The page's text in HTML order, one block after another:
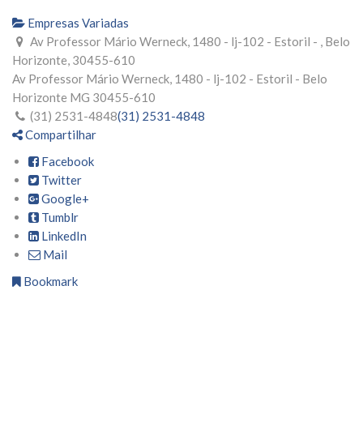
Empresas Variadas
Av Professor Mário Werneck, 1480 - lj-102 - Estoril - , Belo
Horizonte, 30455-610
Av Professor Mário Werneck, 1480 - lj-102 - Estoril - Belo
Horizonte MG 30455-610
(31) 2531-4848(31) 2531-4848
Compartilhar
Facebook
Twitter
Google+
Tumblr
LinkedIn
Mail
Bookmark